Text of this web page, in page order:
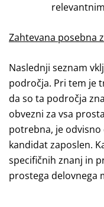
Zahtevana posebna
Naslednji seznam
področja. Pri tem je
da so ta področja
obvezni za vsa
potrebna, je
kandidat zaposlen.
specifičnih znanj in
prostega delovnega